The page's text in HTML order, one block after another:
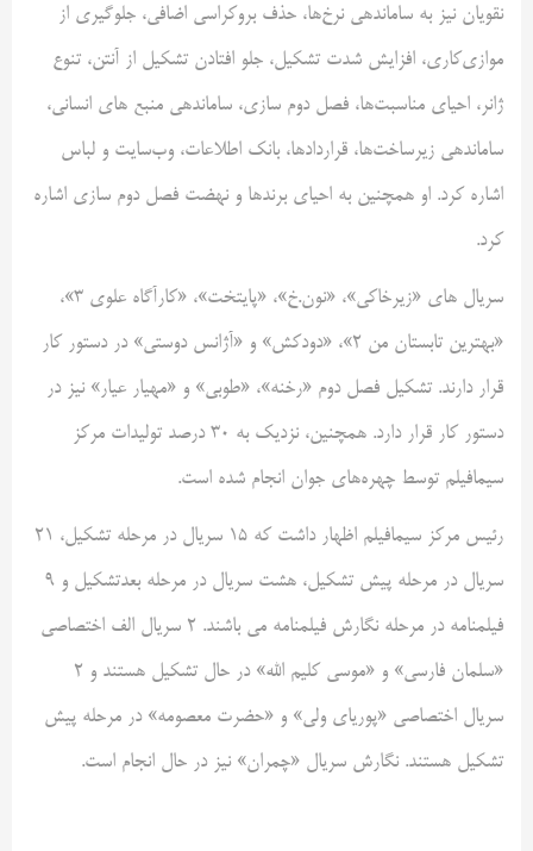
نقویان نیز به ساماندهی نرخ‌ها، حذف بروکراسی اضافی، جلوگیری از
موازی‌کاری، افزایش شدت تشکیل، جلو افتادن تشکیل از آنتن، تنوع
ژانر، احیای مناسبت‌ها، فصل دوم سازی، ساماندهی منبع های انسانی،
ساماندهی زیرساخت‌ها، قراردادها، بانک اطلاعات، وب‌سایت و لباس
اشاره کرد. او همچنین به احیای برندها و نهضت فصل دوم سازی اشاره
کرد.
سریال های «زیرخاکی»، «نون.خ»، «پایتخت»، «کارآگاه علوی ۳»،
«بهترین تابستان من ۲»، «دودکش» و «آژانس دوستی» در دستور کار
قرار دارند. تشکیل فصل دوم «رخنه»، «طوبی» و «مهیار عیار» نیز در
دستور کار قرار دارد. همچنین، نزدیک به ۳۰ درصد تولیدات مرکز
سیمافیلم توسط چهره‌های جوان انجام شده است.
رئیس مرکز سیمافیلم اظهار داشت که ۱۵ سریال در مرحله تشکیل، ۲۱
سریال در مرحله پیش تشکیل، هشت سریال در مرحله بعد‌تشکیل و ۹
فیلمنامه در مرحله نگارش فیلمنامه می باشند. ۲ سریال الف اختصاصی
«سلمان فارسی» و «موسی کلیم الله» در حال تشکیل هستند و ۲
سریال اختصاصی «پوریای ولی» و «حضرت معصومه» در مرحله پیش
تشکیل هستند. نگارش سریال «چمران» نیز در حال انجام است.